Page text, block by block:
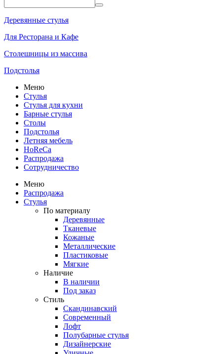
Деревянные стулья
Для Ресторана и Кафе
Столешницы из массива
Подстолья
Меню
Стулья
Стулья для кухни
Барные стулья
Столы
Подстолья
Летняя мебель
HoReCa
Распродажа
Сотрудничество
Меню
Распродажа
Стулья
По материалу
Деревянные
Тканевые
Кожаные
Металлические
Пластиковые
Мягкие
Наличие
В наличии
Под заказ
Стиль
Скандинавский
Современный
Лофт
Полубарные стулья
Дизайнерские